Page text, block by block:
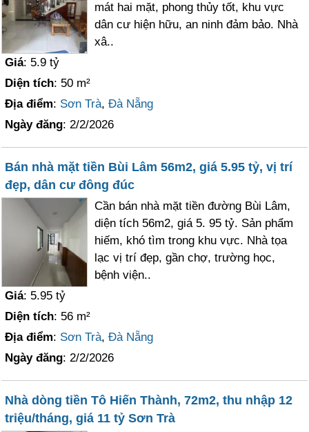
mát hai mặt, phong thủy tốt, khu vực
dân cư hiện hữu, an ninh đảm bảo. Nhà
xâ..
Giá: 5.9 tỷ
Diện tích: 50 m²
Địa điểm: Sơn Trà,Đà Nẵng
Ngày đăng: 2/2/2026
Bán nhà mặt tiền Bùi Lâm 56m2, giá 5.95 tỷ, vị trí
đẹp, dân cư đông đúc
Cần bán nhà mặt tiền đường Bùi Lâm,
diện tích 56m2, giá 5. 95 tỷ. Sản phẩm
hiếm, khó tìm trong khu vực. Nhà tọa
lạc vị trí đẹp, gần chợ, trường học,
bệnh viện..
Giá: 5.95 tỷ
Diện tích: 56 m²
Địa điểm: Sơn Trà,Đà Nẵng
Ngày đăng: 2/2/2026
Nhà dòng tiền Tô Hiến Thành, 72m2, thu nhập 12
triệu/tháng, giá 11 tỷ Sơn Trà